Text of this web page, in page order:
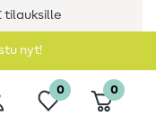
tilauksille
nyt!
0 0